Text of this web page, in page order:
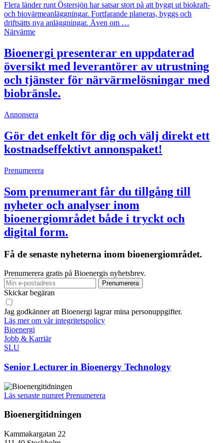
Flera länder runt Östersjön har satsar stort på att byggt ut biokraft-
och biovärmeanläggningar. Fortfarande planeras, byggs och
driftsätts nya anläggningar. Även om …
Närvärme
Bioenergi presenterar en uppdaterad
översikt med leverantörer av utrustning
och tjänster för närvärmelösningar med
biobränsle.
Annonsera
Gör det enkelt för dig och välj direkt ett
kostnadseffektivt annonspaket!
Prenumerera
Som prenumerant får du tillgång till
nyheter och analyser inom
bioenergiområdet både i tryckt och
digital form.
Få de senaste nyheterna inom bioenergiområdet.
Prenumerera gratis på Bioenergis nyhetsbrev.
Skickar begäran
Jag godkänner att Bioenergi lagrar mina personuppgifter.
Läs mer om vår integritetspolicy
Bioenergi
Jobb & Karriär
SLU
Senior Lecturer in Bioenergy Technology
Läs senaste numret Prenumerera
Bioenergitidningen
Kammakargatan 22